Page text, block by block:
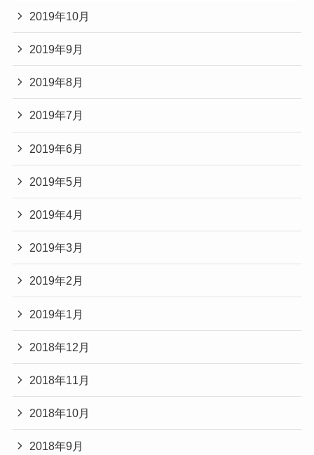
2019年10月
2019年9月
2019年8月
2019年7月
2019年6月
2019年5月
2019年4月
2019年3月
2019年2月
2019年1月
2018年12月
2018年11月
2018年10月
2018年9月